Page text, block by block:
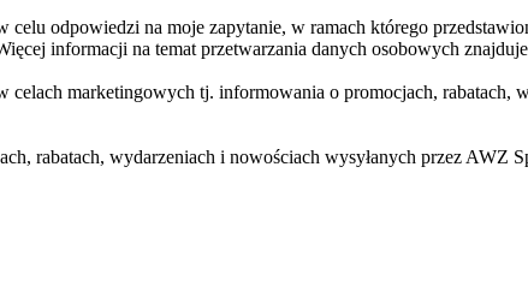
odpowiedzi na moje zapytanie, w ramach którego
informacji na temat przetwarzania danych osobowych
marketingowych tj. informowania o promocjach, rabatach,
rabatach, wydarzeniach i nowościach wysyłanych przez AWZ